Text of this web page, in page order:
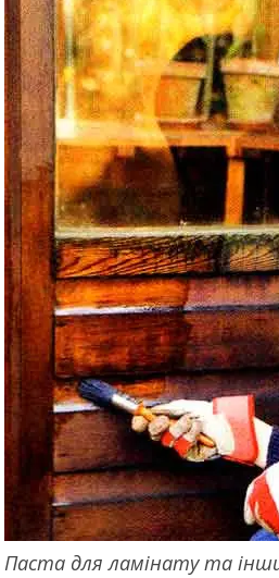
Паста для ламінату та